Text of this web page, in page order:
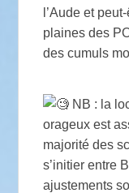
l’Aude et
plaines des
des cumuls
NB : la
orageux est
majorité des
s’initier entre
ajustements